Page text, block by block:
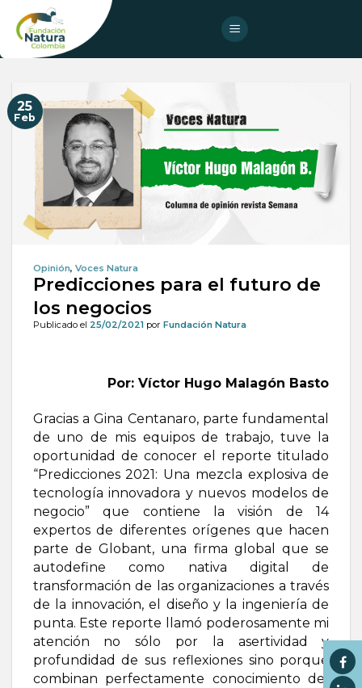
content
25
Feb
Opinión, Voces Natura
Predicciones para el futuro de
los negocios
Publicado el 25/02/2021por Fundación Natura
Por: Víctor Hugo Malagón Basto
Gracias a Gina Centanaro, parte fundamental
de uno de mis equipos de trabajo, tuve la
oportunidad de conocer el reporte titulado
“Predicciones 2021: Una mezcla explosiva de
tecnología innovadora y nuevos modelos de
negocio” que contiene la visión de 14
expertos de diferentes orígenes que hacen
parte de Globant, una firma global que se
autodefine como nativa digital de
transformación de las organizaciones a través
de la innovación, el diseño y la ingeniería de
punta. Este reporte llamó poderosamente mi
atención no sólo por la asertividad y
profundidad de sus reflexiones sino porque
combinan perfectamente conocimiento del